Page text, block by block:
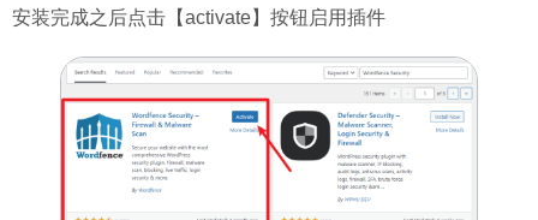
安装完成之后点击【activate】按钮启用插件